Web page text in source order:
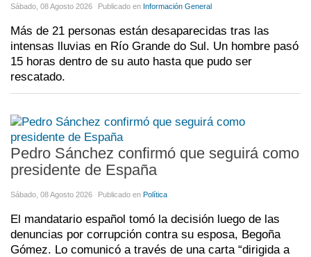
Sábado, 08 Agosto 2026 Publicado en Información General
Más de 21 personas están desaparecidas tras las
intensas lluvias en Río Grande do Sul. Un hombre pasó
15 horas dentro de su auto hasta que pudo ser
rescatado.
Pedro Sánchez confirmó que seguirá como
presidente de España
Sábado, 08 Agosto 2026 Publicado en Política
El mandatario español tomó la decisión luego de las
denuncias por corrupción contra su esposa, Begoña
Gómez. Lo comunicó a través de una carta “dirigida a